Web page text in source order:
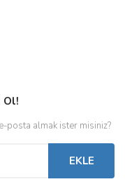
Ol!
posta almak ister misiniz?
EKLE